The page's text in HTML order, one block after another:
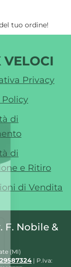
tuo ordine!
VELOCI
Privacy
Policy
di
di
e Ritiro
di Vendita
F. Nobile &
(MI)
| P.Iva: